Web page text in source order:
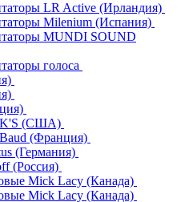
LR Active (Ирландия)
Milenium (Испания)
MUNDI SOUND
голоса
(США)
(Франция)
(Германия)
(Россия)
Mick Lacy (Канада)
Mick Lacy (Канада)